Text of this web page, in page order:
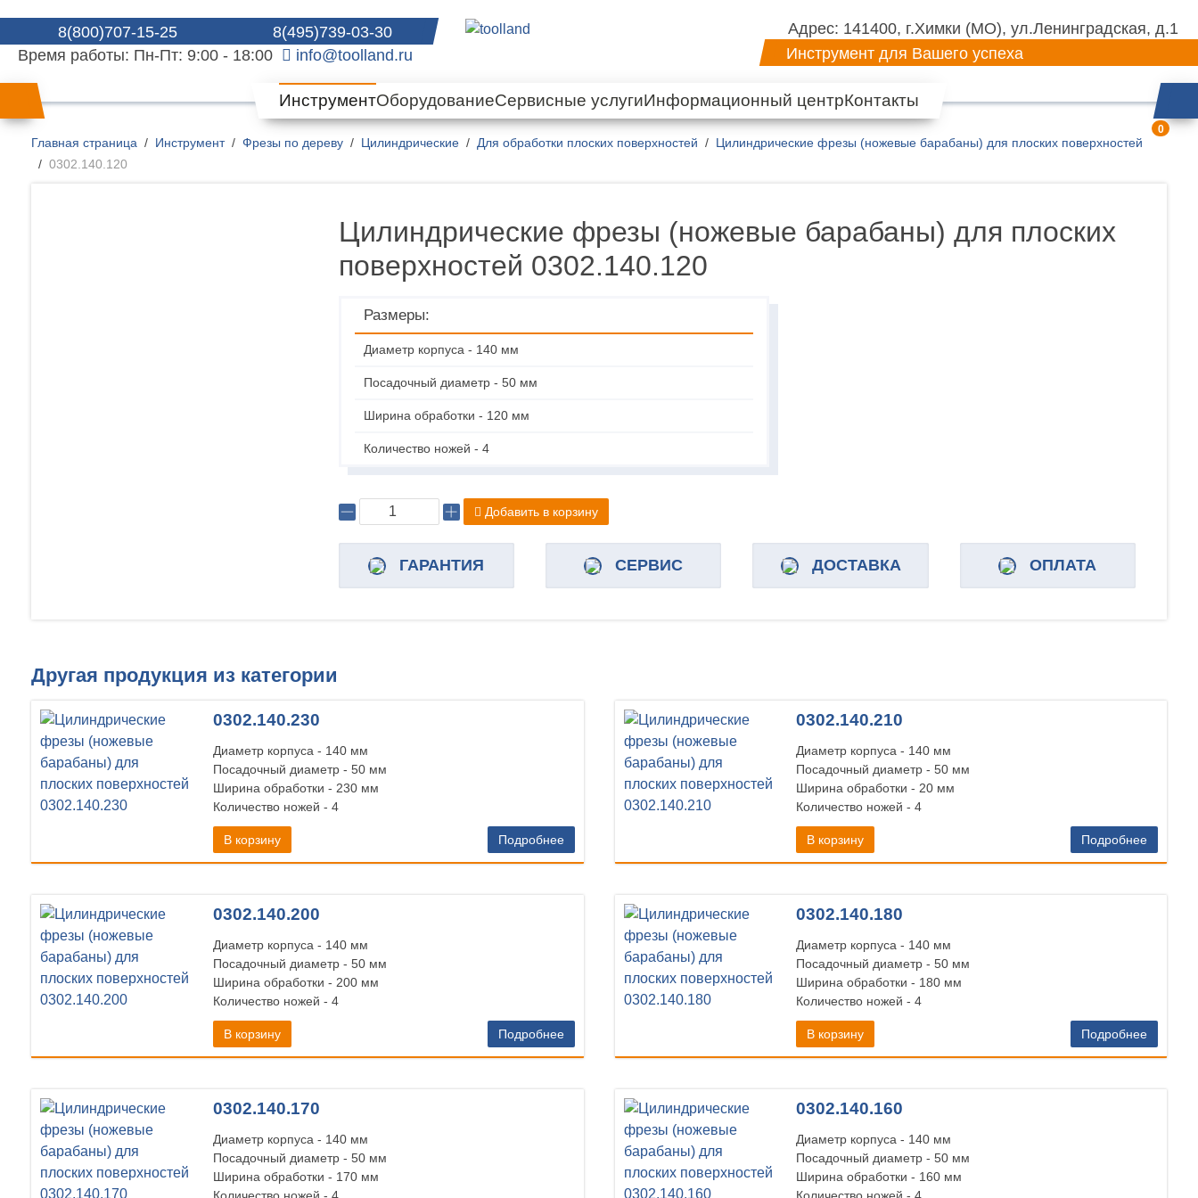
8(800)707-15-25
8(495)739-03-30
Время работы: Пн-Пт: 9:00 - 18:00
info@toolland.ru
Адрес: 141400, г.Химки (МО), ул.Ленинградская, д.1
Инструмент для Вашего успеха
ИнструментОборудованиеСервисные услугиИнформационный центрКонтакты
0
Главная страница Инструмент Фрезы по дереву Цилиндрические Для обработки плоских поверхностей
Цилиндрические фрезы (ножевые барабаны) для плоских поверхностей
0302.140.120
Цилиндрические фрезы (ножевые барабаны) для плоских
поверхностей 0302.140.120
Размеры:
Диаметр корпуса - 140 мм
Посадочный диаметр - 50 мм
Ширина обработки - 120 мм
Количество ножей - 4
Добавить в корзину
ГАРАНТИЯ СЕРВИС ДОСТАВКА ОПЛАТА
Другая продукция из категории
0302.140.230
Диаметр корпуса - 140 мм
Посадочный диаметр - 50 мм
Ширина обработки - 230 мм
Количество ножей - 4
В корзину Подробнее
0302.140.210
Диаметр корпуса - 140 мм
Посадочный диаметр - 50 мм
Ширина обработки - 20 мм
Количество ножей - 4
В корзину Подробнее
0302.140.200
Диаметр корпуса - 140 мм
Посадочный диаметр - 50 мм
Ширина обработки - 200 мм
Количество ножей - 4
В корзину Подробнее
0302.140.180
Диаметр корпуса - 140 мм
Посадочный диаметр - 50 мм
Ширина обработки - 180 мм
Количество ножей - 4
В корзину Подробнее
0302.140.170
Диаметр корпуса - 140 мм
Посадочный диаметр - 50 мм
Ширина обработки - 170 мм
0302.140.160
Диаметр корпуса - 140 мм
Посадочный диаметр - 50 мм
Ширина обработки - 160 мм